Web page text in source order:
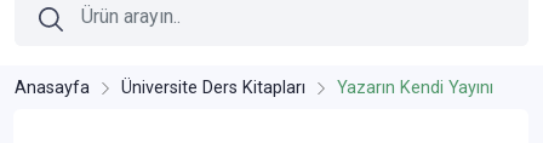
Anasayfa Üniversite Ders Kitapları Yazarın Kendi Yayını